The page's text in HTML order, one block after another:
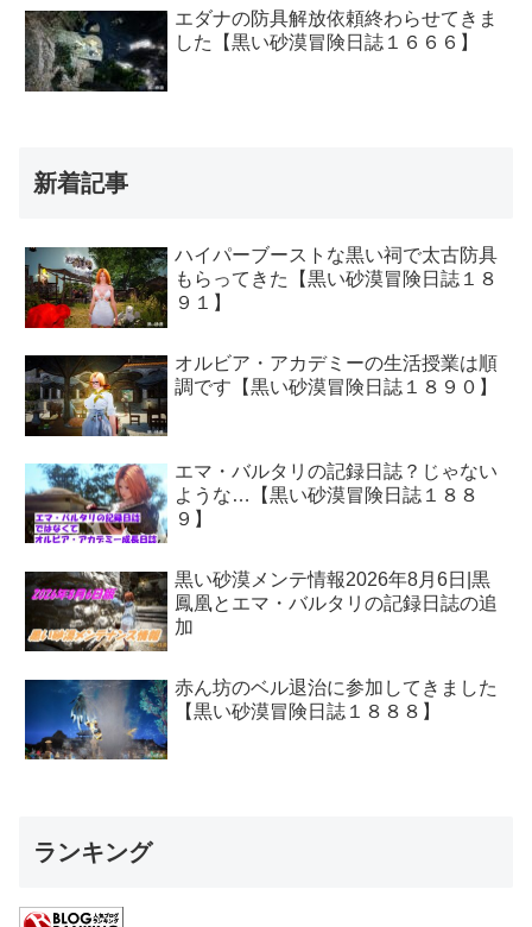
エダナの防具解放依頼終わらせてきま
した【黒い砂漠冒険日誌１６６６】
新着記事
ハイパーブーストな黒い祠で太古防具
もらってきた【黒い砂漠冒険日誌１８
９１】
オルビア・アカデミーの生活授業は順
調です【黒い砂漠冒険日誌１８９０】
エマ・バルタリの記録日誌？じゃない
ような…【黒い砂漠冒険日誌１８８
９】
黒い砂漠メンテ情報2026年8月6日|黒
鳳凰とエマ・バルタリの記録日誌の追
加
赤ん坊のベル退治に参加してきました
【黒い砂漠冒険日誌１８８８】
ランキング